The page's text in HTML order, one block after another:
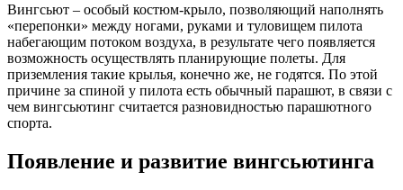
Вингсьют – особый костюм-крыло, позволяющий наполнять
«перепонки» между ногами, руками и туловищем пилота
набегающим потоком воздуха, в результате чего появляется
возможность осуществлять планирующие полеты. Для
приземления такие крылья, конечно же, не годятся. По этой
причине за спиной у пилота есть обычный парашют, в связи с
чем вингсьютинг считается разновидностью парашютного
спорта.
Появление и развитие вингсьютинга